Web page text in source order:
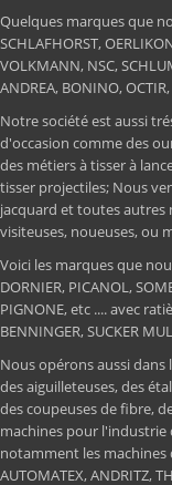
Quelques marques que
SCHLAFHORST,
VOLKMANN, NSC,
ANDREA, BONINO,
Notre société est aussi
d'occasion comme des
des métiers à tisser à
tisser projectiles; Nous
jacquard et toutes autres
visiteuses, noueuses, ou
Voici les marques que
DORNIER, PICANOL,
PIGNONE, etc .... avec
BENNINGER, SUCKER
Nous opérons aussi dans
des aiguilleteuses, des
des coupeuses de fibre,
machines pour l'industrie
notamment les machines
AUTOMATEX, ANDRITZ,